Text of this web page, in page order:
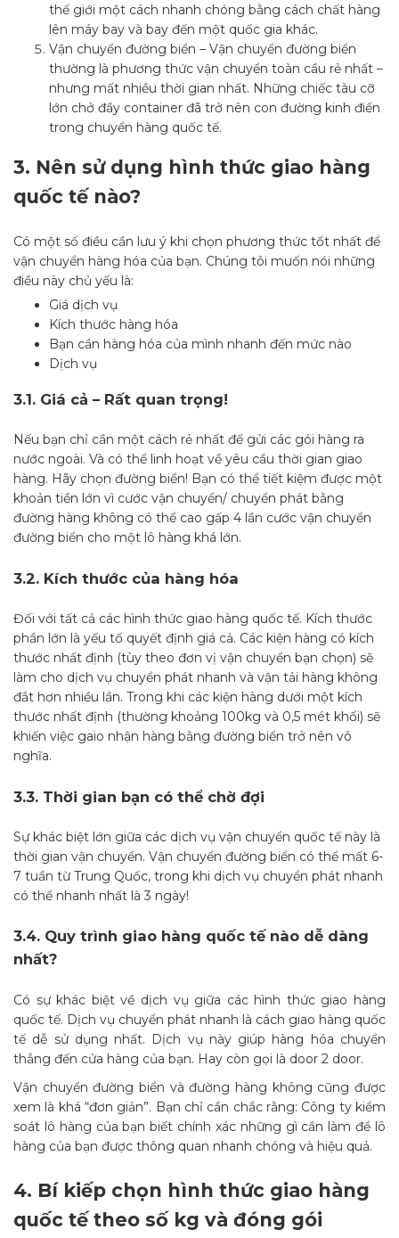
thế giới một cách nhanh chóng bằng cách chất hàng
lên máy bay và bay đến một quốc gia khác.
Vận chuyển đường biển – Vận chuyển đường biển
thường là phương thức vận chuyển toàn cầu rẻ nhất –
nhưng mất nhiều thời gian nhất. Những chiếc tàu cỡ
lớn chở đầy container đã trở nên con đường kinh điển
trong chuyển hàng quốc tế.
3. Nên sử dụng hình thức giao hàng
quốc tế nào?
Có một số điều cần lưu ý khi chọn phương thức tốt nhất để
vận chuyển hàng hóa của bạn. Chúng tôi muốn nói những
điều này chủ yếu là:
Giá dịch vụ
Kích thước hàng hóa
Bạn cần hàng hóa của mình nhanh đến mức nào
Dịch vụ
3.1. Giá cả – Rất quan trọng!
Nếu bạn chỉ cần một cách rẻ nhất để gửi các gói hàng ra
nước ngoài. Và có thể linh hoạt về yêu cầu thời gian giao
hàng. Hãy chọn đường biển! Bạn có thể tiết kiệm được một
khoản tiền lớn vì cước vận chuyển/ chuyển phát bằng
đường hàng không có thể cao gấp 4 lần cước vận chuyển
đường biển cho một lô hàng khá lớn.
3.2. Kích thước của hàng hóa
Đối với tất cả các hình thức giao hàng quốc tế. Kích thước
phần lớn là yếu tố quyết định giá cả. Các kiện hàng có kích
thước nhất định (tùy theo đơn vị vận chuyển bạn chọn) sẽ
làm cho dịch vụ chuyển phát nhanh và vận tải hàng không
đắt hơn nhiều lần. Trong khi các kiện hàng dưới một kích
thước nhất định (thường khoảng 100kg và 0,5 mét khối) sẽ
khiến việc gaio nhận hàng bằng đường biển trở nên vô
nghĩa.
3.3. Thời gian bạn có thể chờ đợi
Sự khác biệt lớn giữa các dịch vụ vận chuyển quốc tế này là
thời gian vận chuyển. Vận chuyển đường biển có thể mất 6-
7 tuần từ Trung Quốc, trong khi dịch vụ chuyển phát nhanh
có thể nhanh nhất là 3 ngày!
3.4. Quy trình giao hàng quốc tế nào dễ dàng
nhất?
Có sự khác biệt về dịch vụ giữa các hình thức giao hàng
quốc tế. Dịch vụ chuyển phát nhanh là cách giao hàng quốc
tế dễ sử dụng nhất. Dịch vụ này giúp hàng hóa chuyển
thẳng đến cửa hàng của bạn. Hay còn gọi là door 2 door.
Vận chuyển đường biển và đường hàng không cũng được
xem là khá “đơn giản”. Bạn chỉ cần chắc rằng: Công ty kiểm
soát lô hàng của bạn biết chính xác những gì cần làm để lô
hàng của bạn được thông quan nhanh chóng và hiệu quả.
4. Bí kiếp chọn hình thức giao hàng
quốc tế theo số kg và đóng gói